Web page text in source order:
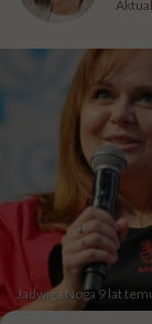
Jadwiga Noga 9 lat